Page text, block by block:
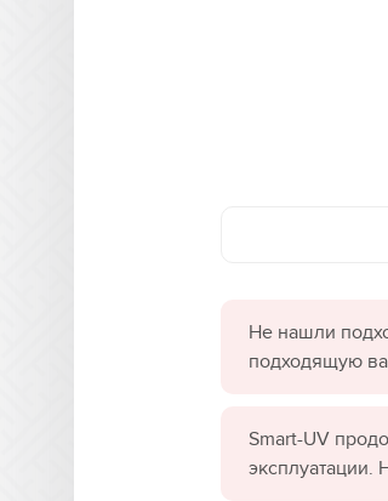
Не нашли
подходящую
Smart-UV
эксплуатации.